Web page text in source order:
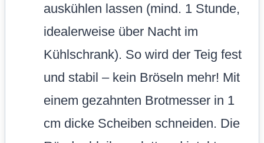
auskühlen lassen (mind. 1 Stunde,
idealerweise über Nacht im
Kühlschrank). So wird der Teig fest
und stabil – kein Bröseln mehr! Mit
einem gezahnten Brotmesser in 1
cm dicke Scheiben schneiden. Die